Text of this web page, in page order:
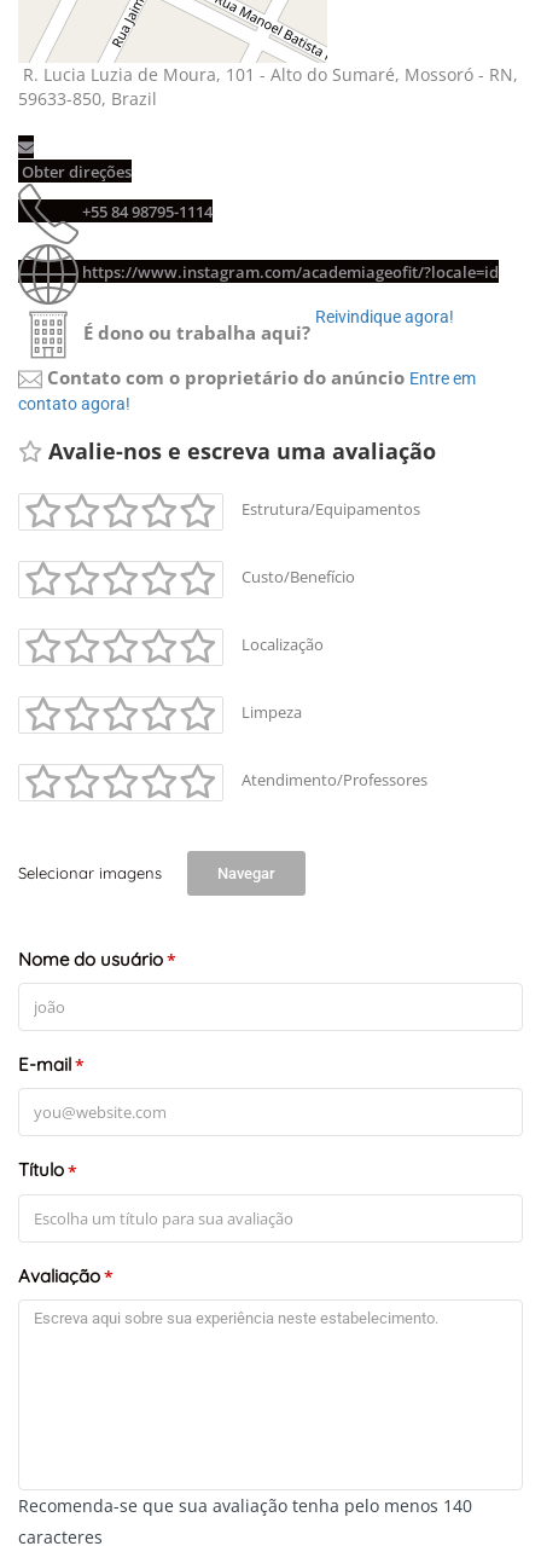
R. Lucia Luzia de Moura, 101 - Alto do Sumaré, Mossoró - RN,
59633-850, Brazil
Obter direções
+55 84 98795-1114
https://www.instagram.com/academiageofit/?locale=id
É dono ou trabalha aqui?
Reivindique agora!
Contato com o proprietário do anúncio Entre em
contato agora!
Avalie-nos e escreva uma avaliação
Estrutura/Equipamentos
Custo/Benefício
Localização
Limpeza
Atendimento/Professores
Selecionar imagens Navegar
Nome do usuário*
E-mail*
Título*
Avaliação*
Recomenda-se que sua avaliação tenha pelo menos 140
caracteres